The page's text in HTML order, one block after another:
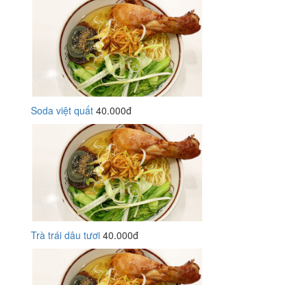
Soda việt quất 40.000đ
Trà trái dâu tươi 40.000đ